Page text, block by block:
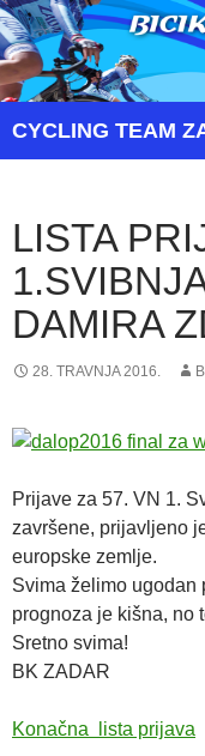
CYCLING TEAM
LISTA
DAMIRA
28. TRAVNJA 2016.
Prijave za 57. VN 1.
završene, prijavljeno
europske zemlje.
Svima želimo ugodan
prognoza je kišna, no
Sretno svima!
BK ZADAR
Konačna lista prijava